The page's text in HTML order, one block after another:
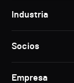
Industria
Socios
Empresa